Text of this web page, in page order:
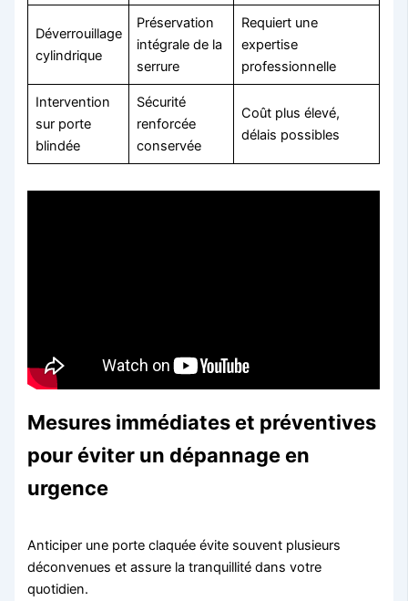
Déverrouillage
cylindrique
Préservation
intégrale de la
serrure
Requiert une
expertise
professionnelle
Intervention
sur porte
blindée
Sécurité
renforcée
conservée
Coût plus élevé,
délais possibles
Mesures immédiates et préventives
pour éviter un dépannage en
urgence
Anticiper une porte claquée évite souvent plusieurs
déconvenues et assure la tranquillité dans votre
quotidien.